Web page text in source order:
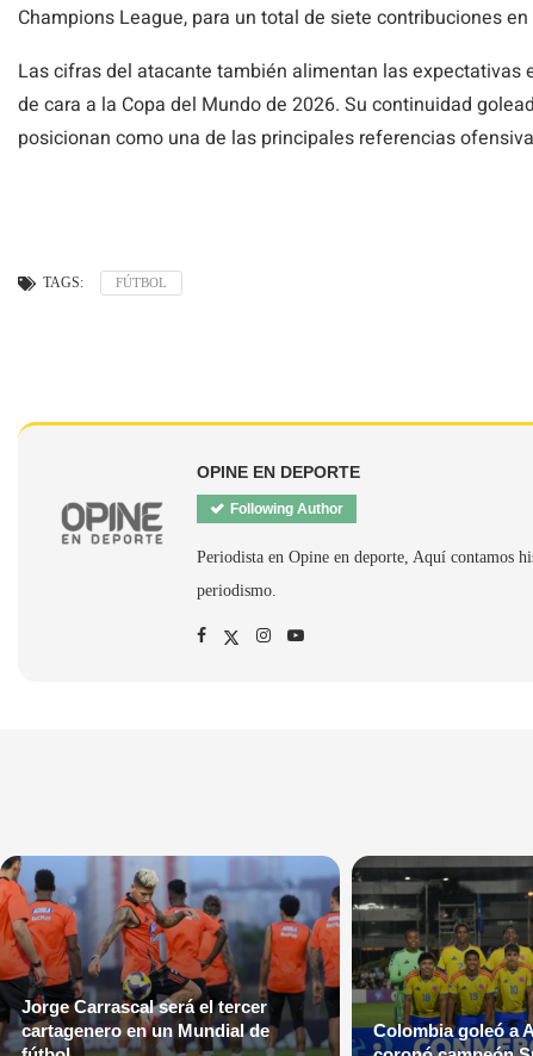
Champions League, para un total de siete contribuciones
Las cifras del atacante también alimentan las expectativas
de cara a la Copa del Mundo de 2026. Su continuidad
posicionan como una de las principales referencias
TAGS: FÚTBOL
OPINE EN DEPORTE
Following Author
Periodista en Opine en deporte, Aquí contamos
periodismo.
Jorge Carrascal será el tercer
cartagenero en un Mundial de
Colombia goleó a